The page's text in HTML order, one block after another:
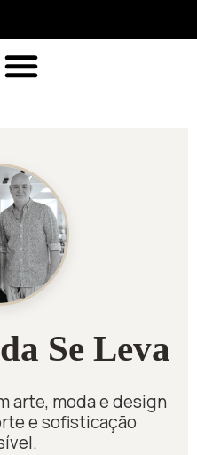
Se Leva
arte, moda e design
e sofisticação